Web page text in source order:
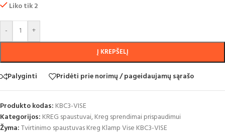
Liko tik 2
- +
Į KREPŠELĮ
Palyginti Pridėti prie norimų / pageidaujamų sąrašo
Produkto kodas: KBC3-VISE
Kategorijos: KREG spaustuvai,Kreg sprendimai prispaudimui
Žyma:Tvirtinimo spaustuvas Kreg Klamp Vise KBC3-VISE